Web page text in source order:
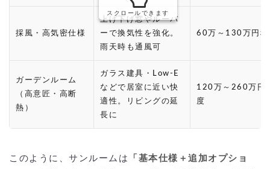
採風・高気密仕様
上げ下げ窓やルーバ
ーで換気性を強化。
雨天時も通風可
60万～130万円程
ガーデンルーム
（高意匠・高断
熱）
ガラス建具・Low-E
などで居室に近い快
適性。リビングの延
長に
120万～260万円
度
スクロールできます
このように、サンルームは
「基本仕様＋追加オプショ